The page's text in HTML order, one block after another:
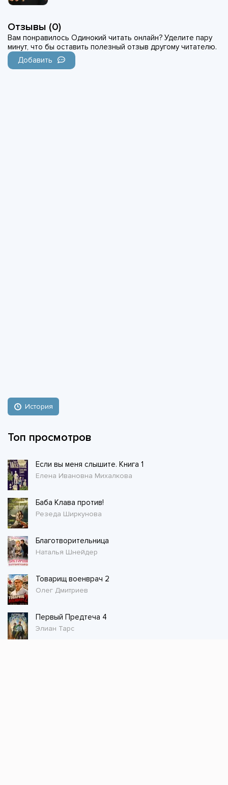
Отзывы (0)
Вам понравилось Одинокий читать онлайн? Уделите пару
минут, что бы оставить полезный отзыв другому читателю.
Добавить
История
Топ просмотров
Если вы меня слышите. Книга 1
Елена Ивановна Михалкова
Баба Клава против!
Резеда Ширкунова
Благотворительница
Наталья Шнейдер
Товарищ военврач 2
Олег Дмитриев
Первый Предтеча 4
Элиан Тарс